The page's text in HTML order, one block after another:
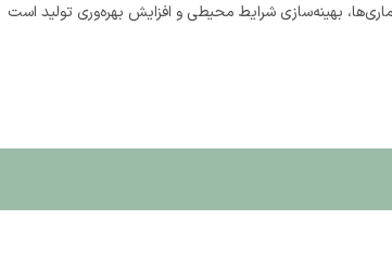
بهینه‌سازی شرایط محیطی و افزایش بهره‌وری تولید است